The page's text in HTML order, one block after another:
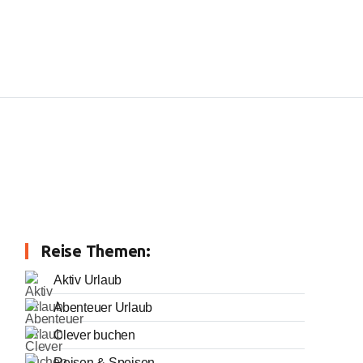
Reise Themen:
Aktiv Urlaub
Abenteuer Urlaub
Clever buchen